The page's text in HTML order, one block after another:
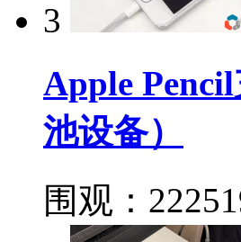
3
Apple
池设备）
围观：